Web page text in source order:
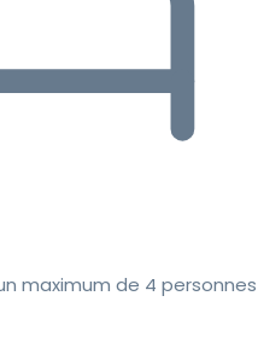
maximum de 4 personnes